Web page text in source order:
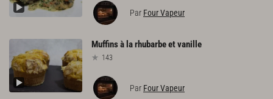
Par Four Vapeur
Muffinsà larhubarbeetvanille
143
Par Four Vapeur